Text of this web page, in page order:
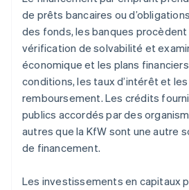
de prêts bancaires ou
des fonds, les banques procèdent
vérification de solvabilité et
économique et les plans
conditions, les taux d’intérêt et
remboursement. Les crédits
publics accordés par des
autres que la KfW sont une autre
de financement.
Les investissements en capitaux